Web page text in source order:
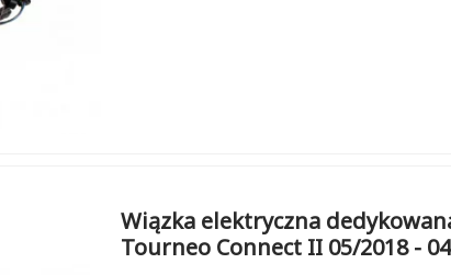
Wiązka elektryczna
Tourneo Connect II 05/2018 -